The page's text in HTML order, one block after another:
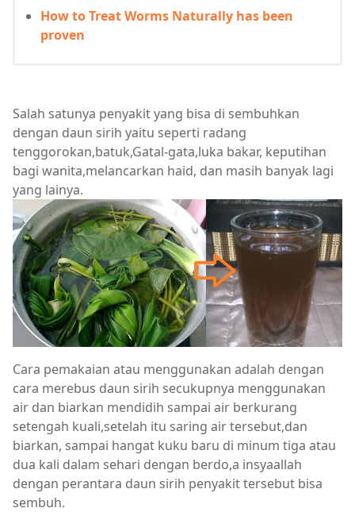
How to Treat Worms Naturally has been
proven
Salah satunya penyakit yang bisa di sembuhkan
dengan daun sirih yaitu seperti radang
tenggorokan,batuk,Gatal-gata,luka bakar, keputihan
bagi wanita,melancarkan haid, dan masih banyak lagi
yang lainya.
Cara pemakaian atau menggunakan adalah dengan
cara merebus daun sirih secukupnya menggunakan
air dan biarkan mendidih sampai air berkurang
setengah kuali,setelah itu saring air tersebut,dan
biarkan, sampai hangat kuku baru di minum tiga atau
dua kali dalam sehari dengan berdo,a insyaallah
dengan perantara daun sirih penyakit tersebut bisa
sembuh.